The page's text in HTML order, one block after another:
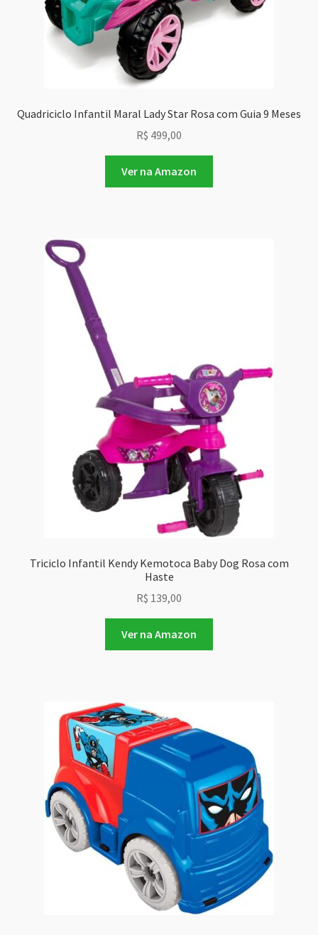
Quadriciclo Infantil Maral Lady Star Rosa com Guia 9 Meses
R$ 499,00
Ver na Amazon
Triciclo Infantil Kendy Kemotoca Baby Dog Rosa com
Haste
R$ 139,00
Ver na Amazon